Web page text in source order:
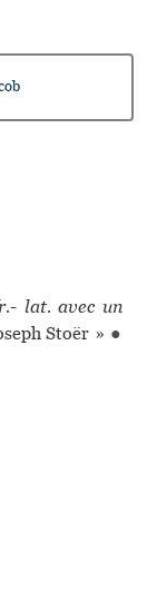
lat. avec un
Stoër » ●